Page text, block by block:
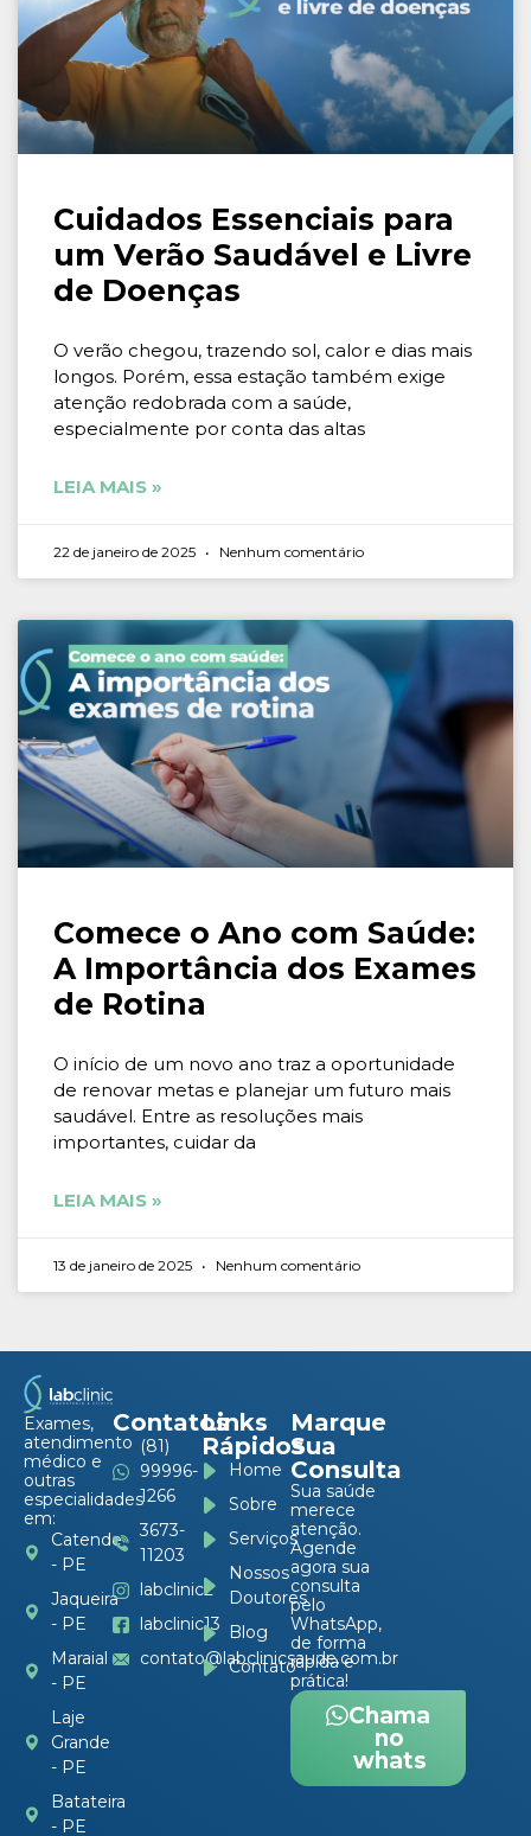
Cuidados Essenciais para
um Verão Saudável e Livre
de Doenças
O verão chegou, trazendo sol, calor e dias mais
longos. Porém, essa estação também exige
atenção redobrada com a saúde,
especialmente por conta das altas
LEIA MAIS »
22 de janeiro de 2025 Nenhum comentário
Comece o Ano com Saúde:
A Importância dos Exames
de Rotina
O início de um novo ano traz a oportunidade
de renovar metas e planejar um futuro mais
saudável. Entre as resoluções mais
importantes, cuidar da
LEIA MAIS »
13 de janeiro de 2025 Nenhum comentário
Exames,
atendimento
médico e
outras
especialidades
em:
Catende
- PE
Jaqueira
- PE
Maraial
- PE
Laje
Grande
- PE
Batateira
- PE
Contatos
(81)
99996-
1266
3673-
11203
labclinic2
labclinic13
contato@labclinicsaude.com.br
Links
Rápidos
Home
Sobre
Serviços
Nossos
Doutores
Blog
Contato
Marque
Sua
Consulta
Sua saúde
merece
atenção.
Agende
agora sua
consulta
pelo
WhatsApp,
de forma
rápida e
prática!
Chama
no
whats